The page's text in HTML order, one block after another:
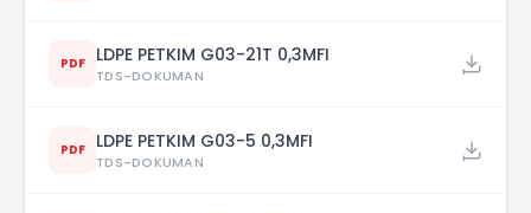
PDF LDPE PETKIM G03-21T 0,3MFI
TDS-DOKUMAN
PDF LDPE PETKIM G03-5 0,3MFI
TDS-DOKUMAN